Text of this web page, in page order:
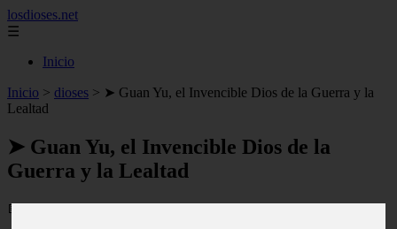
losdioses.net
☰
Inicio
Inicio > dioses > ➤ Guan Yu, el Invencible Dios de la Guerra y la
Lealtad
➤ Guan Yu, el Invencible Dios de la
Guerra y la Lealtad
📅 13/04/2025